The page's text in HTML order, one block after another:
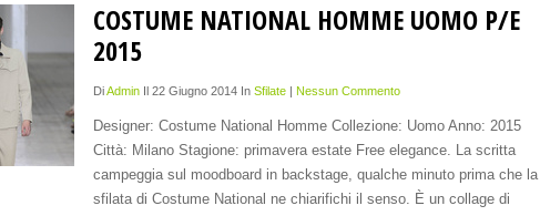
COSTUME NATIONAL HOMME UOMO P/E
2015
DiAdmin Il 22 Giugno 2014 InSfilate |Nessun Commento
Designer: Costume National Homme Collezione: Uomo Anno: 2015
Città: Milano Stagione: primavera estate Free elegance. La scritta
campeggia sul moodboard in backstage, qualche minuto prima che la
sfilata di Costume National ne chiarifichi il senso. È un collage di